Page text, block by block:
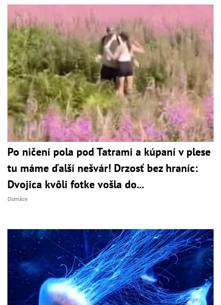
Po ničení pola pod Tatrami a kúpaní v plese
tu máme ďalší nešvár! Drzosť bez hraníc:
Dvojica kvôli fotke vošla do...
Domáce